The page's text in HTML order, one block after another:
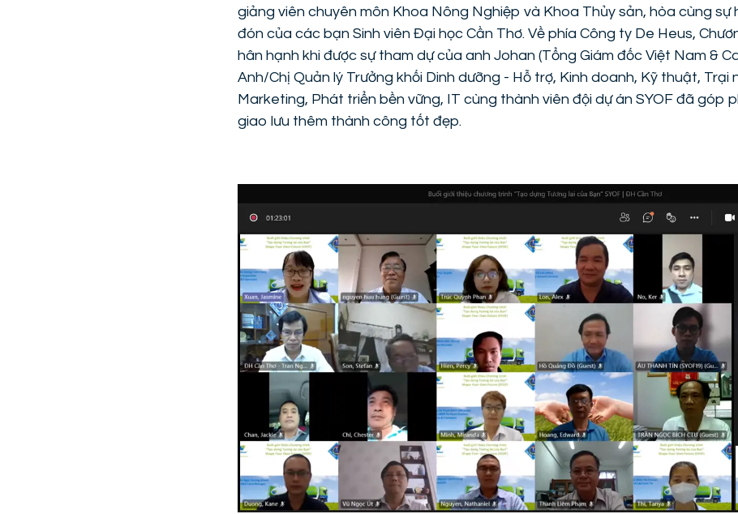
giảng viên chuyên môn Khoa Nông Nghiệp và Khoa Thủy sản, hòa cùng sự
đón của các bạn Sinh viên Đại học Cần Thơ. Về phía Công ty De Heus,
hân hạnh khi được sự tham dự của anh Johan (Tổng Giám đốc Việt Nam &
Anh/Chị Quản lý Trưởng khối Dinh dưỡng - Hỗ trợ, Kinh doanh, Kỹ thuật, Trại
Marketing, Phát triển bền vững, IT cùng thành viên đội dự án SYOF đã góp
giao lưu thêm thành công tốt đẹp.